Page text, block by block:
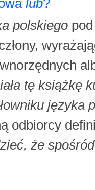
polskiego
tę książkę
języka
odbiorcy
że